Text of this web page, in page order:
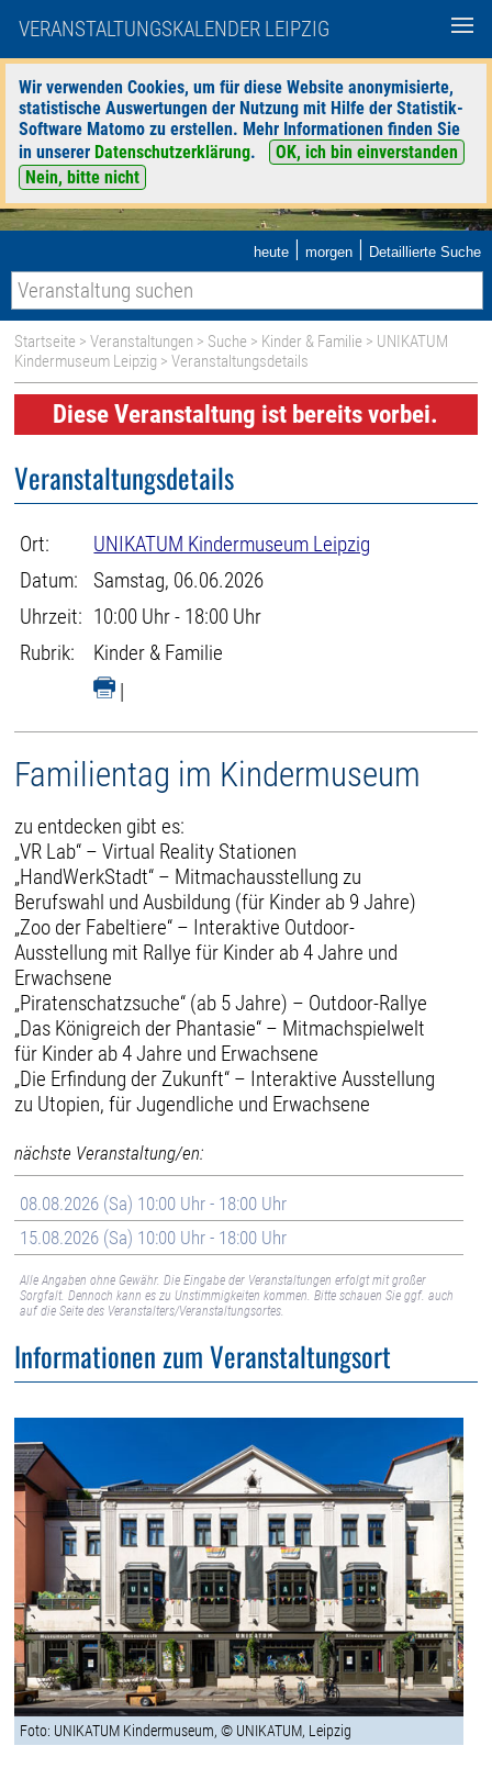
VERANSTALTUNGSKALENDER LEIPZIG
Wir verwenden Cookies, um für diese Website anonymisierte,
statistische Auswertungen der Nutzung mit Hilfe der Statistik-
Software Matomo zu erstellen. Mehr Informationen finden Sie
in unserer Datenschutzerklärung.
OK, ich bin einverstanden
Nein, bitte nicht
heute | morgen | Detaillierte Suche
Startseite >Veranstaltungen > Suche > Kinder & Familie > UNIKATUM
Kindermuseum Leipzig > Veranstaltungsdetails
Diese Veranstaltung ist bereits vorbei.
Veranstaltungsdetails
Ort:
UNIKATUM Kindermuseum Leipzig
Datum:
Samstag, 06.06.2026
Uhrzeit: 10:00 Uhr - 18:00 Uhr
Rubrik:
Kinder & Familie
|
Familientag im Kindermuseum
zu entdecken gibt es:
„VR Lab“ – Virtual Reality Stationen
„HandWerkStadt“ – Mitmachausstellung zu
Berufswahl und Ausbildung (für Kinder ab 9 Jahre)
„Zoo der Fabeltiere“ – Interaktive Outdoor-
Ausstellung mit Rallye für Kinder ab 4 Jahre und
Erwachsene
„Piratenschatzsuche“ (ab 5 Jahre) – Outdoor-Rallye
„Das Königreich der Phantasie“ – Mitmachspielwelt
für Kinder ab 4 Jahre und Erwachsene
„Die Erfindung der Zukunft“ – Interaktive Ausstellung
zu Utopien, für Jugendliche und Erwachsene
nächste Veranstaltung/en:
08.08.2026 (Sa) 10:00 Uhr - 18:00 Uhr
15.08.2026 (Sa) 10:00 Uhr - 18:00 Uhr
Alle Angaben ohne Gewähr. Die Eingabe der Veranstaltungen erfolgt mit großer
Sorgfalt. Dennoch kann es zu Unstimmigkeiten kommen. Bitte schauen Sie ggf. auch
auf die Seite des Veranstalters/Veranstaltungsortes.
Informationen zum Veranstaltungsort
Foto: UNIKATUM Kindermuseum, © UNIKATUM, Leipzig